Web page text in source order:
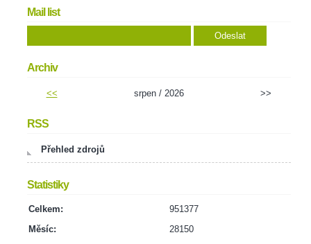
Mail list
Archiv
<< srpen / 2026 >>
RSS
Přehled zdrojů
Statistiky
Celkem:
951377
Měsíc:
28150